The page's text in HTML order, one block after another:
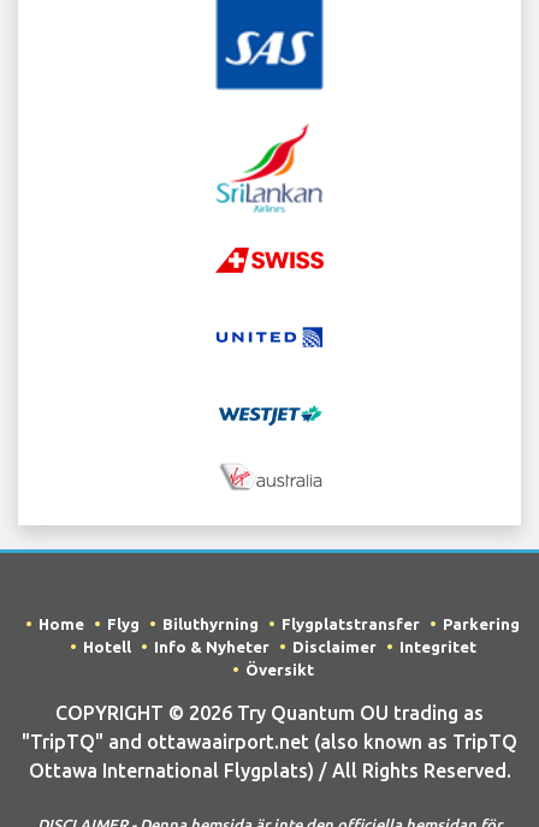
Home Flyg Biluthyrning Flygplatstransfer
Parkering
Hotell
Info & Nyheter Disclaimer
Integritet
Översikt
COPYRIGHT © 2026 Try Quantum OU trading as
"TripTQ" and ottawaairport.net (also known as TripTQ
Ottawa International Flygplats) / All Rights Reserved.